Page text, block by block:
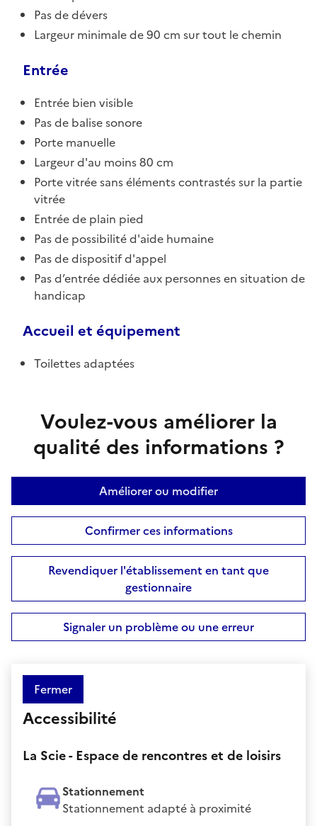
Pas de dévers
Largeur minimale de 90 cm sur tout le chemin
Entrée
Entrée bien visible
Pas de balise sonore
Porte manuelle
Largeur d'au moins 80 cm
Porte vitrée sans éléments contrastés sur la partie
vitrée
Entrée de plain pied
Pas de possibilité d'aide humaine
Pas de dispositif d'appel
Pas d’entrée dédiée aux personnes en situation de
handicap
Accueil et équipement
Toilettes adaptées
Voulez-vous améliorer la
qualité des informations ?
Améliorer ou modifier
Confirmer ces informations
Revendiquer l'établissement en tant que
gestionnaire
Signaler un problème ou une erreur
Fermer
Accessibilité
La Scie - Espace de rencontres et de loisirs
Stationnement
Stationnement adapté à proximité